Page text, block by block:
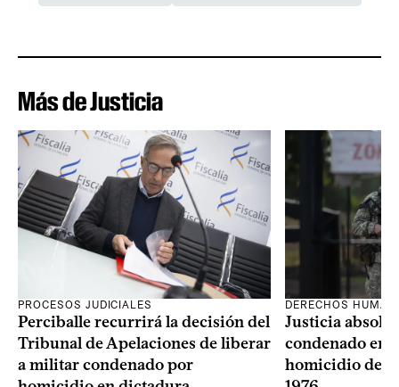
Más de Justicia
PROCESOS JUDICIALES
Perciballe recurrirá la decisión del
Tribunal de Apelaciones de liberar
a militar condenado por
DERECHOS
Justicia
condenado en
homicidio de